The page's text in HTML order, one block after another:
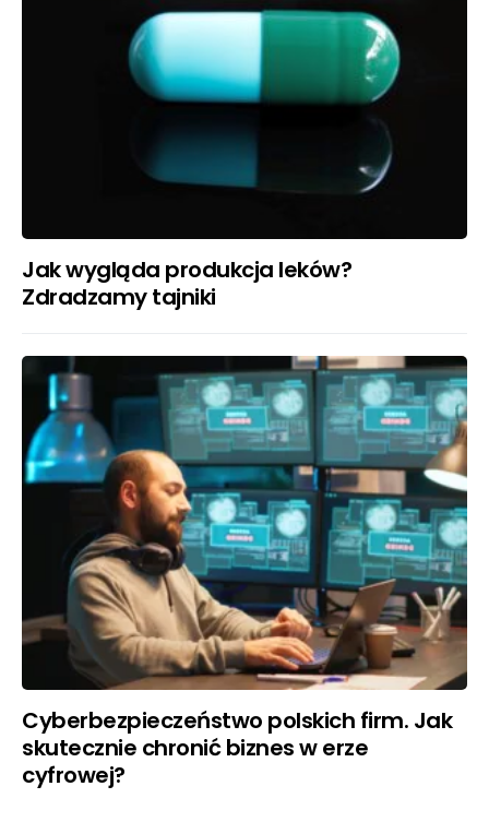
Jak wygląda produkcja leków?
Zdradzamy tajniki
Cyberbezpieczeństwo polskich firm. Jak
skutecznie chronić biznes w erze
cyfrowej?